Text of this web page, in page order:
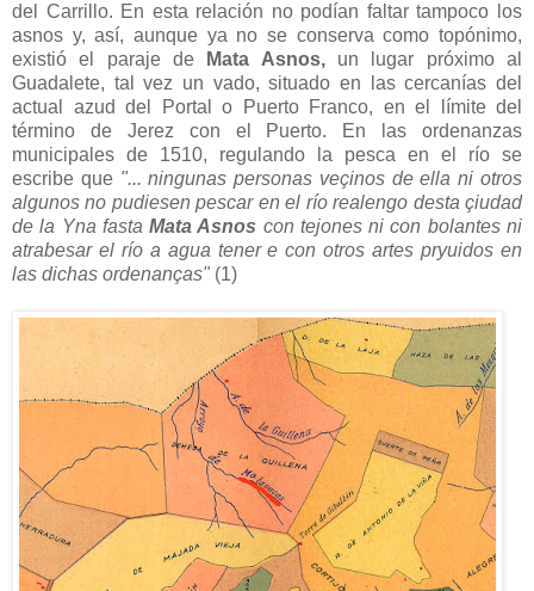
del Carrillo. En esta relación no podían faltar tampoco los
asnos y, así, aunque ya no se conserva como topónimo,
existió el paraje de
Mata Asnos, un lugar próximo al
Guadalete, tal vez un vado, situado en las cercanías del
actual azud del Portal o Puerto Franco, en el límite del
término de Jerez con el Puerto. En las ordenanzas
municipales de 1510, regulando la pesca en el río se
escribe que "... ningunas personas veçinos de ella ni otros
algunos no pudiesen pescar en el río realengo desta çiudad
de la Yna fastaMata Asnos con tejones ni con bolantes ni
atrabesar el río a agua tener e con otros artes pryuidos en
las dichas ordenanças" (1)